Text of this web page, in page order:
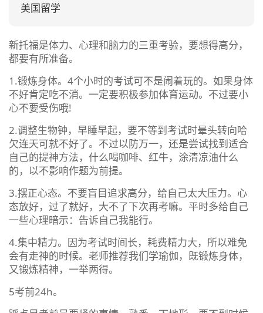
美国留学
新托福是体力、心理和脑力的三重考验，要想得高分，
都要有所准备。
1.锻炼身体。4个小时的考试可不是闹着玩的。如果身体
不好肯定吃不消。一定要积极参加体育运动。不过要小
心不要受伤哦!
2.调整生物钟，早睡早起，要不等到考试时晕头转向哈
欠连天可就不好了。不过以防万一，还是尝试找到适合
自己的提神方法，什么喝咖啡、红牛，涂清凉油什么
的，以不影响作题为前提。
3.摆正心态。不要盲目追求高分，给自己太大压力。心
态放好，过了就好，大不了下次再考嘛。平时多给自己
一些心理暗示：告诉自己我能行。
4.集中精力。因为考试时间长，耗费精力大，所以难免
会有走神的时候。老师推荐我们学瑜伽，既锻炼身体，
又锻炼精神，一举两得。
5考前24h。